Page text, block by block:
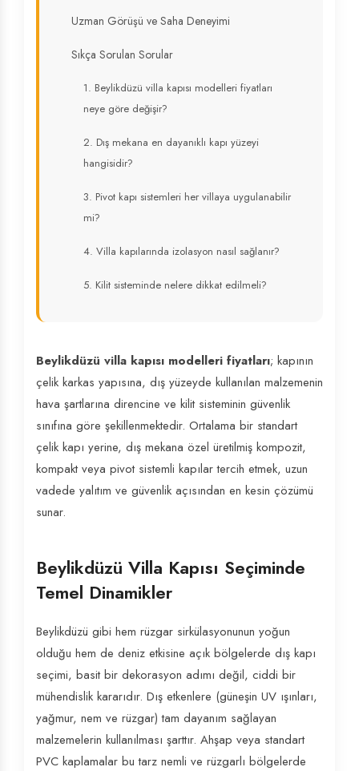
Uzman Görüşü ve Saha Deneyimi
Sıkça Sorulan Sorular
1. Beylikdüzü villa kapısı modelleri fiyatları
neye göre değişir?
2. Dış mekana en dayanıklı kapı yüzeyi
hangisidir?
3. Pivot kapı sistemleri her villaya uygulanabilir
mi?
4. Villa kapılarında izolasyon nasıl sağlanır?
5. Kilit sisteminde nelere dikkat edilmeli?
Beylikdüzü villa kapısı modelleri fiyatları; kapının
çelik karkas yapısına, dış yüzeyde kullanılan malzemenin
hava şartlarına direncine ve kilit sisteminin güvenlik
sınıfına göre şekillenmektedir. Ortalama bir standart
çelik kapı yerine, dış mekana özel üretilmiş kompozit,
kompakt veya pivot sistemli kapılar tercih etmek, uzun
vadede yalıtım ve güvenlik açısından en kesin çözümü
sunar.
Beylikdüzü Villa Kapısı Seçiminde
Temel Dinamikler
Beylikdüzü gibi hem rüzgar sirkülasyonunun yoğun
olduğu hem de deniz etkisine açık bölgelerde dış kapı
seçimi, basit bir dekorasyon adımı değil, ciddi bir
mühendislik kararıdır. Dış etkenlere (güneşin UV ışınları,
yağmur, nem ve rüzgar) tam dayanım sağlayan
malzemelerin kullanılması şarttır. Ahşap veya standart
PVC kaplamalar bu tarz nemli ve rüzgarlı bölgelerde